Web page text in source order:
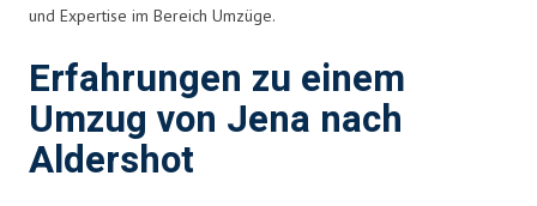
und Expertise im Bereich Umzüge.
Erfahrungen zu einem
Umzug von Jena nach
Aldershot